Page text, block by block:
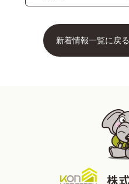
新着情報一覧に戻る